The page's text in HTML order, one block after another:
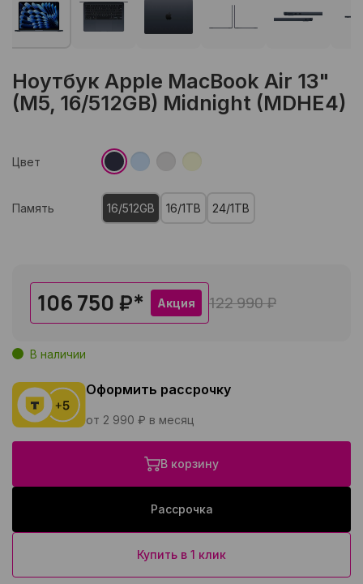
Ноутбук Apple MacBook Air 13"
(M5, 16/512GB) Midnight (MDHE4)
Цвет
Память 16/512GB 16/1TB 24/1TB
106 750 ₽* Акция 122 990 ₽
В наличии
Оформить рассрочку
от 2 990 ₽ в месяц
В корзину
Рассрочка
Купить в 1 клик